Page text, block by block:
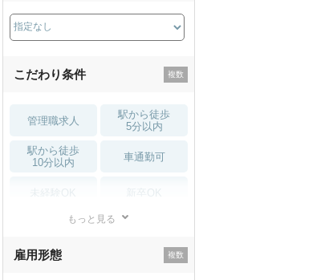
薬局・
こだわり条件
管理職求人
駅から徒歩
5分以内
駅から徒歩
10分以内
車通勤可
住宅手当・補助
もっと見る
雇用形態